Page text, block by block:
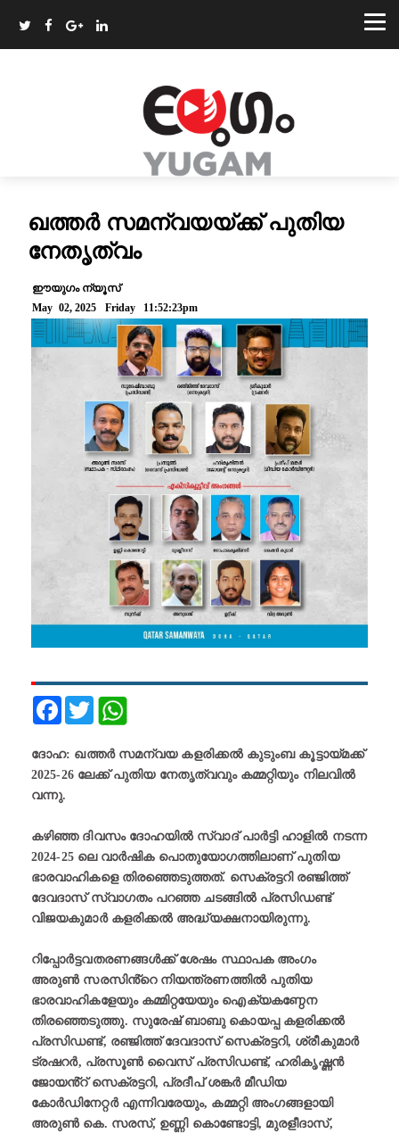
ഖത്തർ സമന്വയയ്ക്ക് പുതിയ
നേതൃത്വം
ഈയുഗം ന്യൂസ്
May 02, 2025 Friday 11:52:23pm
FacebookTwitter
ദോഹ: ഖത്തർ സമന്വയ കളരിക്കൽ കുടുംബ കൂട്ടായ്മക്ക്
2025-26 ലേക്ക് പുതിയ നേതൃത്വവും കമ്മറ്റിയും നിലവിൽ
വന്നു.
കഴിഞ്ഞ ദിവസം ദോഹയിൽ സ്വാദ് പാർട്ടി ഹാളിൽ നടന്ന
2024-25 ലെ വാർഷിക പൊതുയോഗത്തിലാണ് പുതിയ
ഭാരവാഹികളെ തിരഞ്ഞെടുത്തത്. സെക്രട്ടറി രഞ്ജിത്ത്
ദേവദാസ് സ്വാഗതം പറഞ്ഞ ചടങ്ങിൽ പ്രസിഡണ്ട്
വിജയകുമാർ കളരിക്കൽ അദ്ധ്യക്ഷനായിരുന്നു.
റിപ്പോർട്ടവതരണങ്ങൾക്ക് ശേഷം സ്ഥാപക അംഗം
അരുൺ സരസിൻ്റെ നിയന്ത്രണത്തിൽ പുതിയ
ഭാരവാഹികളേയും കമ്മിറ്റയേയും ഐക്യകണ്ഠേന
തിരഞ്ഞെടുത്തു. സുരേഷ് ബാബു കൊയപ്പ കളരിക്കൽ
പ്രസിഡണ്ട്, രഞ്ജിത്ത് ദേവദാസ് സെക്രട്ടറി, ശ്രീകുമാർ
ട്രഷറർ, പ്രസൂൺ വൈസ് പ്രസിഡണ്ട്, ഹരികൃഷ്ണൻ
ജോയൻ്റ് സെക്രട്ടറി, പ്രദീപ് ശങ്കർ മീഡിയ
കോർഡിനേറ്റർ എന്നിവരേയും, കമ്മറ്റി അംഗങ്ങളായി
അരുൺ കെ. സരസ്, ഉണ്ണി കൊണ്ടോട്ടി, മുരളീദാസ്,